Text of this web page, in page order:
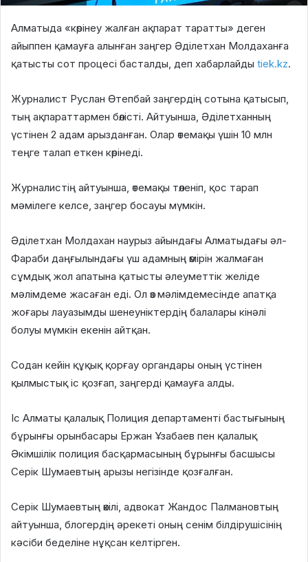
Алматыда «көрінеу жалған ақпарат таратты» деген
айыппен қамауға алынған заңгер Әділетхан Молдаханға
қатысты сот процесі басталды, деп хабарлайды tiek.kz.
Журналист Руслан Өтепбай заңгердің сотына қатысып,
тың ақпараттармен бөлісті. Айтуынша, Әділетханның
үстінен 2 адам арызданған. Олар өтемақы үшін 10 млн
теңге талап еткен көрінеді.
Журналистің айтуынша, өтемақы төленіп, қос тарап
мәмілеге келсе, заңгер босауы мүмкін.
Әділетхан Молдахан наурыз айындағы Алматыдағы әл-
Фараби даңғылындағы үш адамның өмірін жалмаған
сұмдық жол апатына қатысты әлеуметтік желіде
мәлімдеме жасаған еді. Ол өз мәлімдемесінде апатқа
жоғары лауазымды шенеуніктердің балалары кінәлі
болуы мүмкін екенін айтқан.
Содан кейін құқық қорғау органдары оның үстінен
қылмыстық іс қозғап, заңгерді қамауға алды.
Іс Алматы қалалық Полиция департаменті бастығының
бұрынғы орынбасары Ержан Ұзабаев пен қалалық
Әкімшілік полиция басқармасының бұрынғы басшысы
Серік Шумаевтың арызы негізінде қозғалған.
Серік Шумаевтың өкілі, адвокат Жандос Палмановтың
айтуынша, блогердің әрекеті оның сенім білдірушісінің
кәсіби беделіне нұқсан келтірген.